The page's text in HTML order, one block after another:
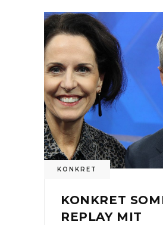
KONKRET
KONKRET
REPLAY MIT